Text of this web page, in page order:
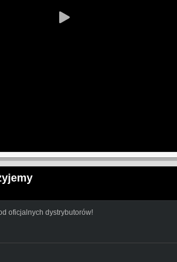
oficjalnych dystrybutorów!